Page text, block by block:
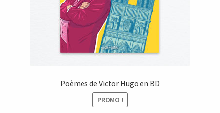
Poèmes de Victor Hugo en BD
PROMO !